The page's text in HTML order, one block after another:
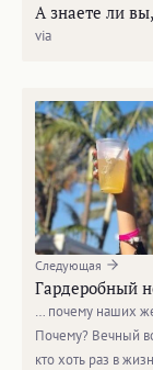
А знаете ли
via
Следующая
Гардеробный
… почему наших
Почему? Вечный
кто хоть раз в